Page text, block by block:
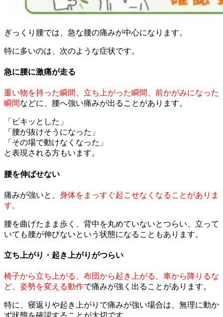
ぎっくり腰では、急な腰の痛みが中心になります。
特に多いのは、次のような症状です。
急に腰に激痛が走る
重い物を持った瞬間、立ち上がった瞬間、前かがみになった
瞬間などに、腰へ強い痛みが出ることがあります。
「ビキッとした」
「腰が抜けそうになった」
「その場で動けなくなった」
と表現される方もいます。
腰を伸ばせない
痛みが強いと、 身体をまっすぐ起こせなくなることがありま
す。
腰を曲げたまま歩く、背中を丸めていないとつらい、立って
いても腰が伸びないという状態になることもあります。
立ち上がり・起き上がりがつらい
椅子から立ち上がる、布団から起き上がる、車から降りるな
ど、姿勢を変える動作で痛みが強く出ることがあります。
特に、寝返りや起き上がりで痛みが強い場合は、無理に動か